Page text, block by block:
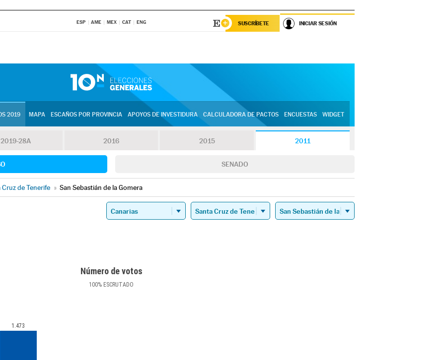
ESP AME MEX CAT ENG SUSCRÍBETE INICIAR SESIÓN
2019 MAPA ESCAÑOS POR PROVINCIA APOYOS DE INVESTIDURA CALCULADORA DE PACTOS ENCUESTAS WIDGET
2019-28A 2016 2015 2011
SENADO
Cruz de Tenerife » San Sebastián de la Gomera
Número de votos
100% ESCRUTADO
1.473